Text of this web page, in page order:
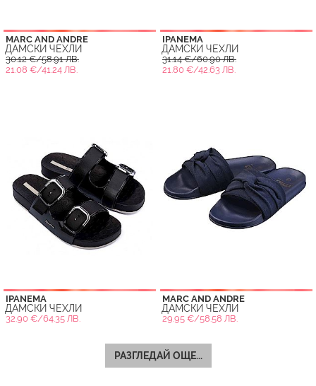
MARC AND ANDRE
ДАМСКИ ЧЕХЛИ
30.12 €/58.91 ЛВ.
21.08 €/41.24 ЛВ.
IPANEMA
ДАМСКИ ЧЕХЛИ
31.14 €/60.90 ЛВ.
21.80 €/42.63 ЛВ.
IPANEMA
ДАМСКИ ЧЕХЛИ
32.90 €/64.35 ЛВ.
MARC AND ANDRE
ДАМСКИ ЧЕХЛИ
29.95 €/58.58 ЛВ.
РАЗГЛЕДАЙ ОЩЕ...